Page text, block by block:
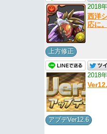
2018
西洋
応に。
上方修正
2018
アプデVer12.6